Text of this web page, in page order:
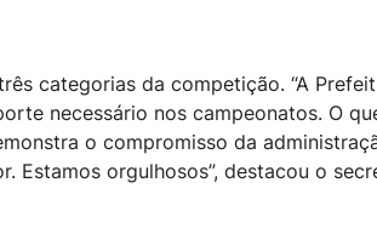
categorias da competição. “A
necessário nos campeonatos. O
o compromisso da
Estamos orgulhosos”, destacou o